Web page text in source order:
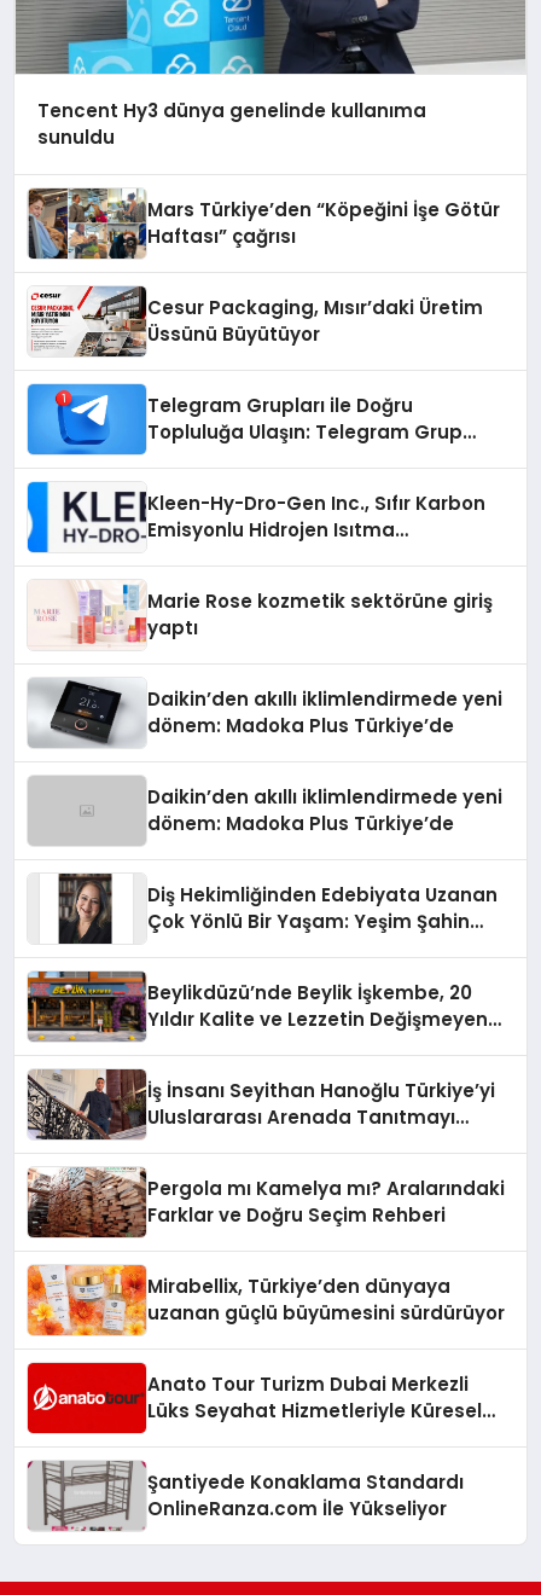
Tencent Hy3 dünya genelinde kullanıma
sunuldu
Mars Türkiye’den “Köpeğini İşe Götür
Haftası” çağrısı
Cesur Packaging, Mısır’daki Üretim
Üssünü Büyütüyor
Telegram Grupları ile Doğru
Topluluğa Ulaşın: Telegram Grup
Kleen-Hy-Dro-Gen Inc., Sıfır Karbon
Emisyonlu Hidrojen Isıtma
Marie Rose kozmetik sektörüne giriş
yaptı
Daikin’den akıllı iklimlendirmede yeni
dönem: Madoka Plus Türkiye’de
Daikin’den akıllı iklimlendirmede yeni
dönem: Madoka Plus Türkiye’de
Diş Hekimliğinden Edebiyata Uzanan
Çok Yönlü Bir Yaşam: Yeşim Şahin
Beylikdüzü’nde Beylik İşkembe, 20
Yıldır Kalite ve Lezzetin Değişmeyen
İş İnsanı Seyithan Hanoğlu Türkiye’yi
Uluslararası Arenada Tanıtmayı
Pergola mı Kamelya mı? Aralarındaki
Farklar ve Doğru Seçim Rehberi
Mirabellix, Türkiye’den dünyaya
uzanan güçlü büyümesini sürdürüyor
Anato Tour Turizm Dubai Merkezli
Lüks Seyahat Hizmetleriyle Küresel
Şantiyede Konaklama Standardı
OnlineRanza.com İle Yükseliyor